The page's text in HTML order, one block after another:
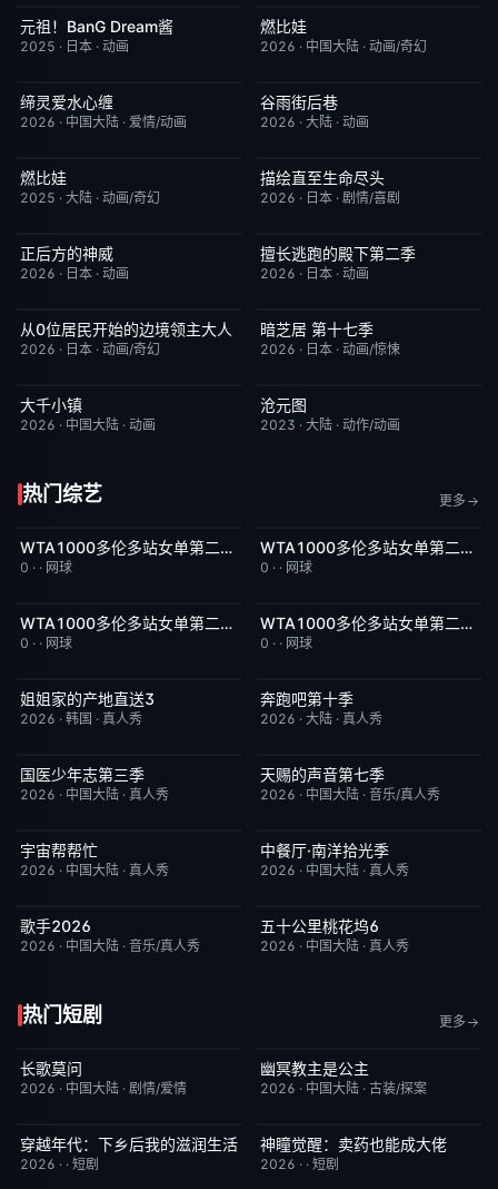
更新至第44集
元祖！BanG Dream酱
2025 · 日本 · 动画
今日更新
燃比娃
2026 · 中国大陆 · 动画/奇幻
更新至第02集
缔灵爱水心缠
2026 · 中国大陆 · 爱情/动画
更新至第2集
谷雨街后巷
2026 · 大陆 · 动画
HD国语
燃比娃
2025 · 大陆 · 动画/奇幻
更新至第06集
描绘直至生命尽头
2026 · 日本 · 剧情/喜剧
更新至第06集
正后方的神威
2026 · 日本 · 动画
更新至第04集
擅长逃跑的殿下第二季
2026 · 日本 · 动画
更新至第06集 1.0
从0位居民开始的边境领主大人
2026 · 日本 · 动画/奇幻
更新至第3集
暗芝居 第十七季
2026 · 日本 · 动画/惊悚
更新至第5集
大千小镇
2026 · 中国大陆 · 动画
更新至第89集
沧元图
2023 · 大陆 · 动作/动画
热门综艺 更多
8月8日上线 5.0WTA1000多伦多站女单第二轮：扎拉祖阿VS费尔南德斯
0 · · 网球
8月8日上线 5.0WTA1000多伦多站女单第二轮：帕克斯VS伊埃拉
0 · · 网球
8月8日上线 3.0WTA1000多伦多站女单第二轮：卡萨金娜VS莱巴金娜
0 · · 网球
8月8日上线 5.0WTA1000多伦多站女单第二轮：戴伊VS高芙
0 · · 网球
更新至第02集
姐姐家的产地直送3
2026 · 韩国 · 真人秀
已完结
奔跑吧第十季
2026 · 大陆 · 真人秀
今日更新
国医少年志第三季
2026 · 中国大陆 · 真人秀
今日更新
天赐的声音第七季
2026 · 中国大陆 · 音乐/真人秀
更新至第3期
宇宙帮帮忙
2026 · 中国大陆 · 真人秀
更新至第8期
中餐厅·南洋拾光季
2026 · 中国大陆 · 真人秀
今日更新
歌手2026
2026 · 中国大陆 · 音乐/真人秀
今日更新
五十公里桃花坞6
2026 · 中国大陆 · 真人秀
热门短剧 更多
已完结
长歌莫问
2026 · 中国大陆 · 剧情/爱情
已完结
幽冥教主是公主
2026 · 中国大陆 · 古装/探案
完结 3.0
穿越年代：下乡后我的滋润生活
2026 · · 短剧
完结 7.0
神瞳觉醒：卖药也能成大佬
2026 · · 短剧